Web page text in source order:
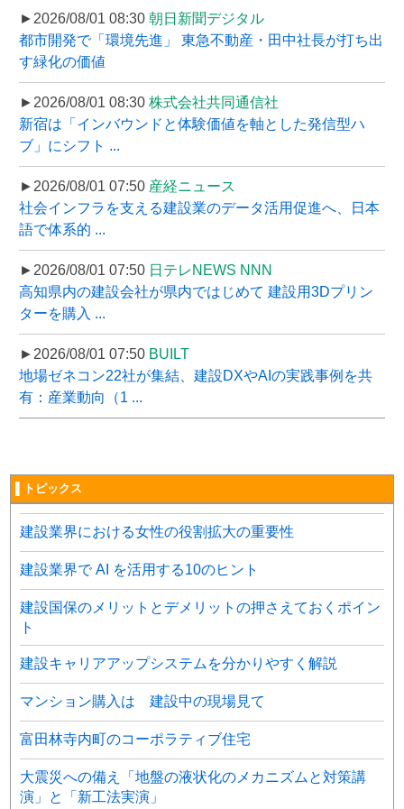
►2026/08/01 08:30 朝日新聞デジタル
都市開発で「環境先進」 東急不動産・田中社長が打ち出
す緑化の価値
►2026/08/01 08:30 株式会社共同通信社
新宿は「インバウンドと体験価値を軸とした発信型ハ
ブ」にシフト ...
►2026/08/01 07:50 産経ニュース
社会インフラを支える建設業のデータ活用促進へ、日本
語で体系的 ...
►2026/08/01 07:50 日テレNEWS NNN
高知県内の建設会社が県内ではじめて 建設用3Dプリン
ターを購入 ...
►2026/08/01 07:50 BUILT
地場ゼネコン22社が集結、建設DXやAIの実践事例を共
有：産業動向（1 ...
▌トピックス
建設業界における女性の役割拡大の重要性
建設業界で AI を活用する10のヒント
建設国保のメリットとデメリットの押さえておくポイン
ト
建設キャリアアップシステムを分かりやすく解説
マンション購入は 建設中の現場見て
富田林寺内町のコーポラティブ住宅
大震災への備え「地盤の液状化のメカニズムと対策講
演」と「新工法実演」